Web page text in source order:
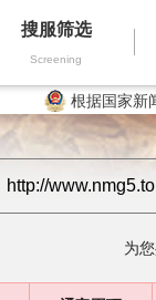
搜服筛选
Screening
根据国家新
为